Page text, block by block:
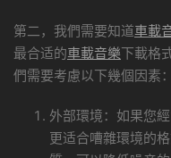
第二，我們需要知道車載
最合适的車載音樂下載格
們需要考慮以下幾個因素：
外部環境：如果您
更适合嘈雜環境的